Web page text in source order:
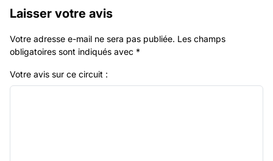
Laisser votre avis
Votre adresse e-mail ne sera pas publiée. Les champs
obligatoires sont indiqués avec *
Votre avis sur ce circuit :